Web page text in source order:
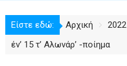
Είστε εδώ: Αρχική 2022
έν’ 15 τ’ Αλωνάρ’ -ποίημα